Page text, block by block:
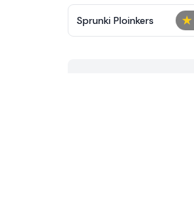
★
Sprunki Ploinkers